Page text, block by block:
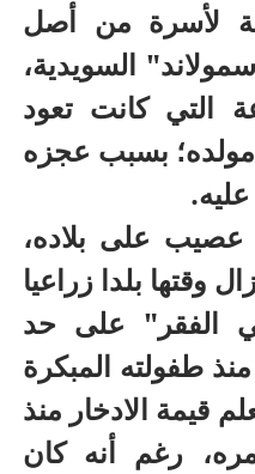
لأسرة من أصل
السويدية،
التي كانت تعود
مولده؛ بسبب عجزه
على بلاده،
وقتها بلدا زراعيا
الفقر" على حد
طفولته المبكرة
قيمة الادخار منذ
رغم أنه كان